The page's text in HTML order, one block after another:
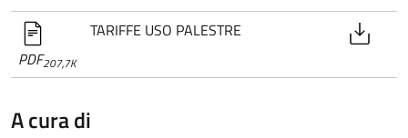
PDF207,7K
TARIFFE USO PALESTRE
A cura di